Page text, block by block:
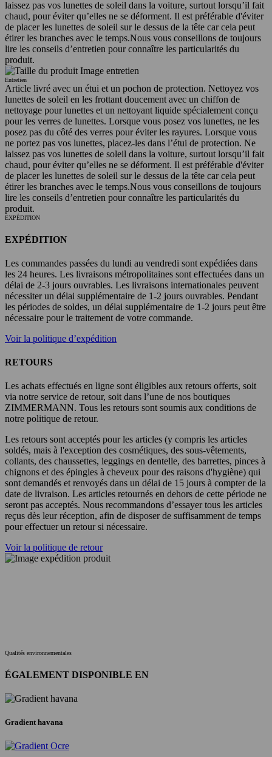
laissez pas vos lunettes de soleil dans la voiture, surtout lorsqu’il fait
chaud, pour éviter qu’elles ne se déforment. Il est préférable d'éviter
de placer les lunettes de soleil sur le dessus de la tête car cela peut
étirer les branches avec le temps.Nous vous conseillons de toujours
lire les conseils d’entretien pour connaître les particularités du
produit.
Entretien
Article livré avec un étui et un pochon de protection. Nettoyez vos
lunettes de soleil en les frottant doucement avec un chiffon de
nettoyage pour lunettes et un nettoyant liquide spécialement conçu
pour les verres de lunettes. Lorsque vous posez vos lunettes, ne les
posez pas du côté des verres pour éviter les rayures. Lorsque vous
ne portez pas vos lunettes, placez-les dans l’étui de protection. Ne
laissez pas vos lunettes de soleil dans la voiture, surtout lorsqu’il fait
chaud, pour éviter qu’elles ne se déforment. Il est préférable d'éviter
de placer les lunettes de soleil sur le dessus de la tête car cela peut
étirer les branches avec le temps.Nous vous conseillons de toujours
lire les conseils d’entretien pour connaître les particularités du
produit.
EXPÉDITION
EXPÉDITION
Les commandes passées du lundi au vendredi sont expédiées dans
les 24 heures. Les livraisons métropolitaines sont effectuées dans un
délai de 2-3 jours ouvrables. Les livraisons internationales peuvent
nécessiter un délai supplémentaire de 1-2 jours ouvrables. Pendant
les périodes de soldes, un délai supplémentaire de 1-2 jours peut être
nécessaire pour le traitement de votre commande.
Voir la politique d’expédition
RETOURS
Les achats effectués en ligne sont éligibles aux retours offerts, soit
via notre service de retour, soit dans l’une de nos boutiques
ZIMMERMANN. Tous les retours sont soumis aux conditions de
notre politique de retour.
Les retours sont acceptés pour les articles (y compris les articles
soldés, mais à l'exception des cosmétiques, des sous-vêtements,
collants, des chaussettes, leggings en dentelle, des barrettes, pinces à
chignons et des épingles à cheveux pour des raisons d'hygiène) qui
sont demandés et renvoyés dans un délai de 15 jours à compter de la
date de livraison. Les articles retournés en dehors de cette période ne
seront pas acceptés. Nous recommandons d’essayer tous les articles
reçus dès leur réception, afin de disposer de suffisamment de temps
pour effectuer un retour si nécessaire.
Voir la politique de retour
Qualités environnementales
ÉGALEMENT DISPONIBLE EN
Gradient havana